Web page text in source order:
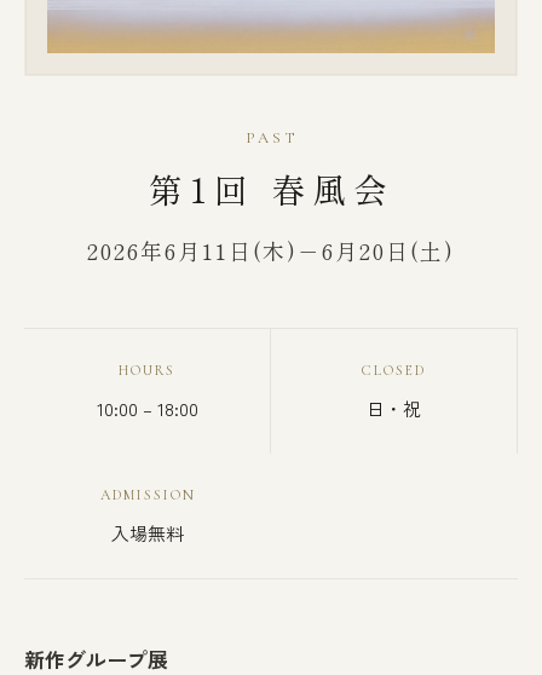
PAST
第1回 春風会
2026年6月11日(木)－6月20日(土)
HOURS
10:00 – 18:00
CLOSED
日・祝
ADMISSION
入場無料
新作グループ展